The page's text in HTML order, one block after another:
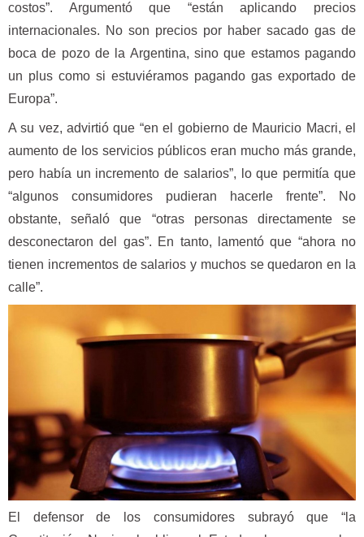
costos”. Argumentó que “están aplicando precios
internacionales. No son precios por haber sacado gas de
boca de pozo de la Argentina, sino que estamos pagando
un plus como si estuviéramos pagando gas exportado de
Europa”.
A su vez, advirtió que “en el gobierno de Mauricio Macri, el
aumento de los servicios públicos eran mucho más grande,
pero había un incremento de salarios”, lo que permitía que
“algunos consumidores pudieran hacerle frente”. No
obstante, señaló que “otras personas directamente se
desconectaron del gas”. En tanto, lamentó que “ahora no
tienen incrementos de salarios y muchos se quedaron en la
calle”.
El defensor de los consumidores subrayó que “la